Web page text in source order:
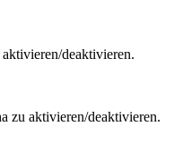
deaktivieren.
zu aktivieren/deaktivieren.